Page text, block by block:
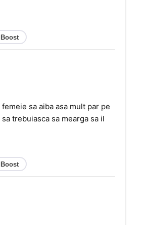
Boost
sa aiba asa mult par pe
trebuiasca sa mearga sa il
Boost